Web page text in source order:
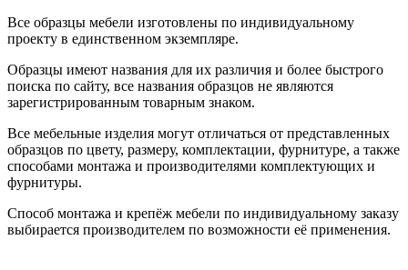
Все образцы мебели изготовлены по индивидуальному
проекту в единственном экземпляре.
Образцы имеют названия для их различия и более быстрого
поиска по сайту, все названия образцов не являются
зарегистрированным товарным знаком.
Все мебельные изделия могут отличаться от представленных
образцов по цвету, размеру, комплектации, фурнитуре, а также
способами монтажа и производителями комплектующих и
фурнитуры.
Способ монтажа и крепёж мебели по индивидуальному заказу
выбирается производителем по возможности её применения.